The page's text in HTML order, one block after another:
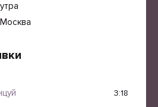
3:18